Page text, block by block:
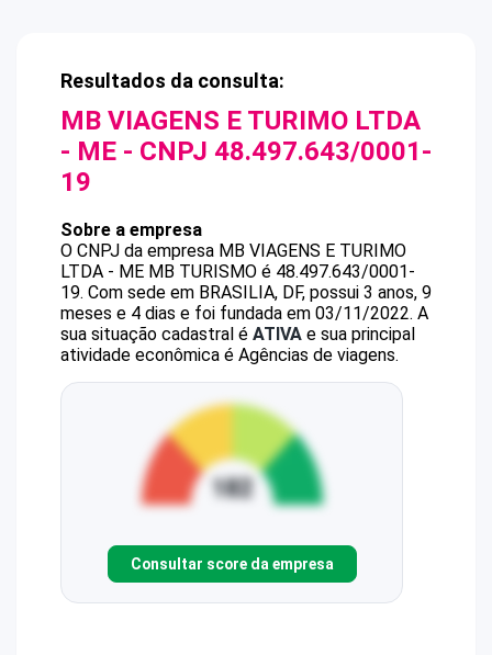
Resultados da consulta:
MB VIAGENS E TURIMO LTDA
- ME - CNPJ 48.497.643/0001-
19
Sobre a empresa
O CNPJ da empresa MB VIAGENS E TURIMO
LTDA - ME MB TURISMO é 48.497.643/0001-
19. Com sede em BRASILIA, DF, possui 3 anos, 9
meses e 4 dias e foi fundada em 03/11/2022. A
sua situação cadastral é ATIVA e sua principal
atividade econômica é Agências de viagens.
Consultar score da empresa